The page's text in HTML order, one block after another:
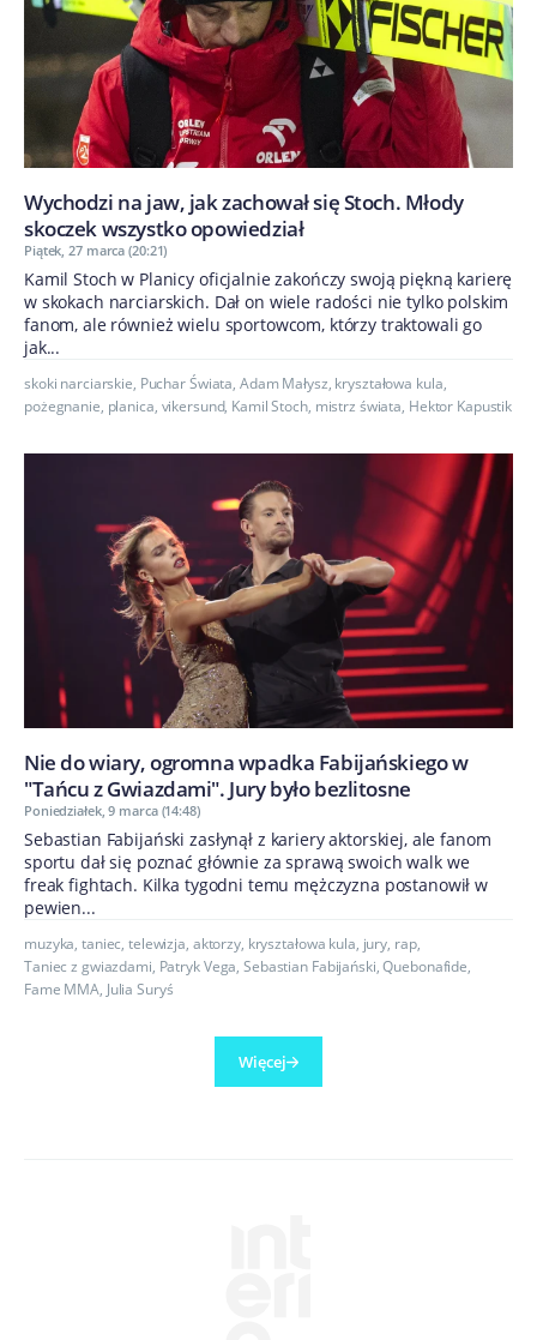
Wychodzi na jaw, jak zachował się Stoch. Młody
skoczek wszystko opowiedział
Piątek, 27 marca (20:21)
Kamil Stoch w Planicy oficjalnie zakończy swoją piękną karierę
w skokach narciarskich. Dał on wiele radości nie tylko polskim
fanom, ale również wielu sportowcom, którzy traktowali go
jak...
skoki narciarskie, Puchar Świata, Adam Małysz, kryształowa kula,
pożegnanie, planica, vikersund, Kamil Stoch, mistrz świata, Hektor Kapustik
Nie do wiary, ogromna wpadka Fabijańskiego w
"Tańcu z Gwiazdami". Jury było bezlitosne
Poniedziałek, 9 marca (14:48)
Sebastian Fabijański zasłynął z kariery aktorskiej, ale fanom
sportu dał się poznać głównie za sprawą swoich walk we
freak fightach. Kilka tygodni temu mężczyzna postanowił w
pewien...
muzyka,taniec,telewizja, aktorzy, kryształowa kula, jury, rap,
Taniec z gwiazdami, Patryk Vega,Sebastian Fabijański,Quebonafide,
Fame MMA, Julia Suryś
Więcej